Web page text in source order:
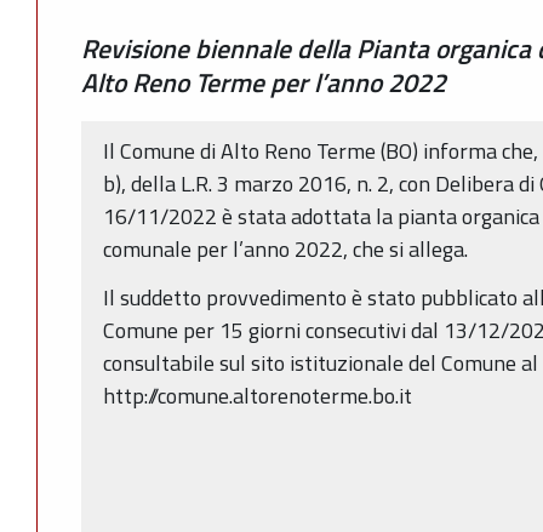
Revisione biennale della Pianta
Alto Reno Terme per l’anno 2022
Il Comune di Alto Reno Terme (BO) informa
b), della L.R. 3 marzo 2016, n. 2, con Delibera
16/11/2022 è stata adottata la pianta
comunale per l’anno 2022, che si allega.
Il suddetto provvedimento è stato pubblicato
Comune per 15 giorni consecutivi dal 13/12/
consultabile sul sito istituzionale del Comune
http://comune.altorenoterme.bo.it